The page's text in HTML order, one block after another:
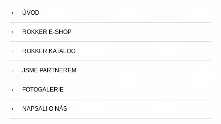
ÚVOD
ROKKER E-SHOP
ROKKER KATALOG
JSME PARTNEREM
FOTOGALERIE
NAPSALI O NÁS